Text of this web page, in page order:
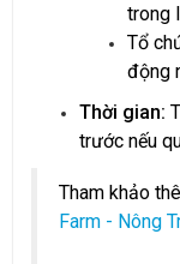
trong
Tổ
động
Thời gian:
trước nếu
Tham khảo
Farm - Nông